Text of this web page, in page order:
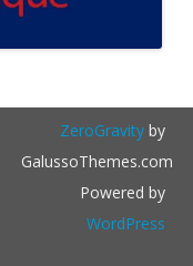
ZeroGravityby
GalussoThemes.com
Powered by
WordPress